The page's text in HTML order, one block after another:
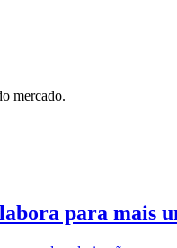
mercado.
para mais